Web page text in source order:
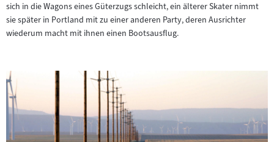
sich in die Wagons eines Güterzugs schleicht, ein älterer Skater nimmt
sie später in Portland mit zu einer anderen Party, deren Ausrichter
wiederum macht mit ihnen einen Bootsausflug.